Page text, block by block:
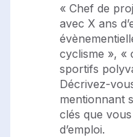
« Chef de
avec X ans
cyclisme », «
sportifs
Décrivez-
mentionnant
clés que
d’emploi.